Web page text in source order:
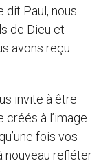
dit Paul, nous
de Dieu et
avons reçu
invite à être
à l’image
fois vos
nouveau refléter